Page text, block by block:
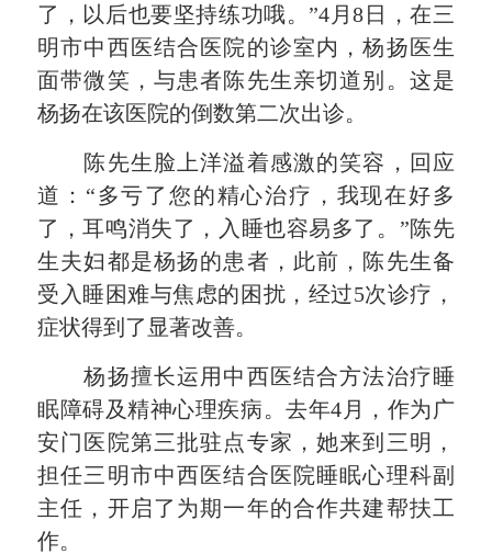
了，以后也要坚持练功哦。”4月8日，在三
明市中西医结合医院的诊室内，杨扬医生
面带微笑，与患者陈先生亲切道别。这是
杨扬在该医院的倒数第二次出诊。
陈先生脸上洋溢着感激的笑容，回应
道：“多亏了您的精心治疗，我现在好多
了，耳鸣消失了，入睡也容易多了。”陈先
生夫妇都是杨扬的患者，此前，陈先生备
受入睡困难与焦虑的困扰，经过5次诊疗，
症状得到了显著改善。
杨扬擅长运用中西医结合方法治疗睡
眠障碍及精神心理疾病。去年4月，作为广
安门医院第三批驻点专家，她来到三明，
担任三明市中西医结合医院睡眠心理科副
主任，开启了为期一年的合作共建帮扶工
作。